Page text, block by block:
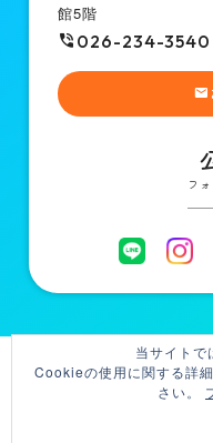
館5階
026-234-3540
フ
個人情報の取り扱いにつ
Nagano
当サイトで
Cookieの使用に関する詳
さい。